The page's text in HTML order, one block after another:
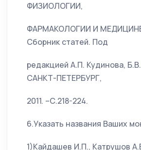
ФИЗИОЛОГИИ,
ФАРМАКОЛОГИИ И
Сборник статей. Под
редакцией А.П. Кудинова,
САНКТ-ПЕТЕРБУРГ,
2011. –С.218-224.
6.Указать названия Ваших
1)Кайдашев И.П., Катрушов